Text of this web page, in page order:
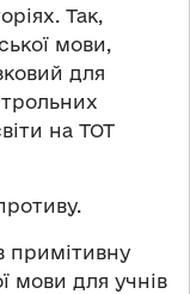
Так,
мови,
для
на ТОТ
примітивну
мови для учнів